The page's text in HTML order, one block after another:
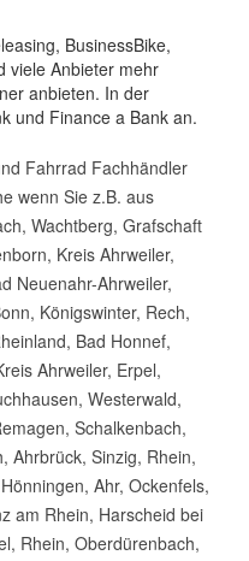
BusinessBike,
viele Anbieter mehr
anbieten. In der
und Finance a Bank an.
Fahrrad Fachhändler
wenn Sie z.B. aus
Wachtberg, Grafschaft
Kreis Ahrweiler,
Neuenahr-Ahrweiler,
Königswinter, Rech,
Bad Honnef,
Ahrweiler, Erpel,
Westerwald,
Schalkenbach,
Ahrbrück, Sinzig, Rhein,
Ahr, Ockenfels,
am Rhein, Harscheid bei
Rhein, Oberdürenbach,